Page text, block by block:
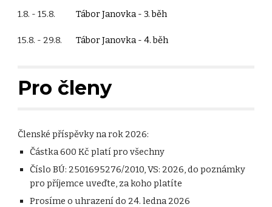
1.8. - 15.8. Tábor Janovka - 3. běh
15.8. - 29.8. Tábor Janovka - 4. běh
Pro členy
Členské příspěvky na rok 2026:
Částka 600 Kč platí pro všechny
Číslo BÚ: 2501695276/2010, VS: 2026, do poznámky
pro příjemce uveďte, za koho platíte
Prosíme o uhrazení do 24. ledna 2026